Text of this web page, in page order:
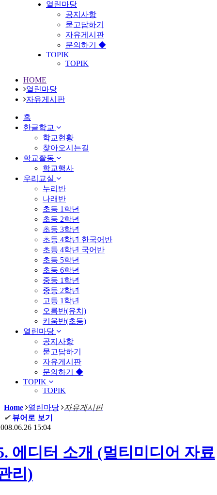
열린마당
공지사항
묻고답하기
자유게시판
문의하기 ◆
TOPIK
TOPIK
HOME
열린마당
자유게시판
홈
한글학교
학교현황
찾아오시는길
학교활동
학교행사
우리교실
누리반
나래반
초등 1학년
초등 2학년
초등 3학년
초등 4학년 한국어반
초등 4학년 국어반
초등 5학년
초등 6학년
중등 1학년
중등 2학년
고등 1학년
오름반(유치)
키움반(초등)
열린마당
공지사항
묻고답하기
자유게시판
문의하기 ◆
TOPIK
TOPIK
Home 열린마당
자유게시판
✔ 뷰어로 보기
15:04
에디터 소개 (멀티미디어 자료
리)